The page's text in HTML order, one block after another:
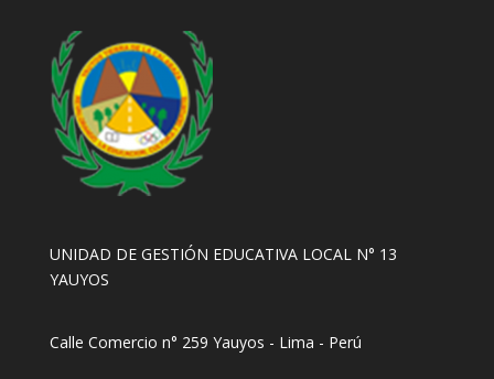
UNIDAD DE GESTIÓN EDUCATIVA LOCAL N° 13
YAUYOS
Calle Comercio n° 259 Yauyos - Lima - Perú